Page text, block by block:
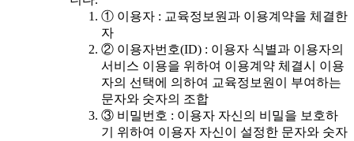
① 이용자 : 교육정보원과 이용계약을 체결한
자
② 이용자번호(ID) : 이용자 식별과 이용자의
서비스 이용을 위하여 이용계약 체결시 이용
자의 선택에 의하여 교육정보원이 부여하는
문자와 숫자의 조합
③ 비밀번호 : 이용자 자신의 비밀을 보호하
기 위하여 이용자 자신이 설정한 문자와 숫자